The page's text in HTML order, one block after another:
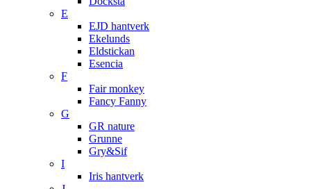
E
EJD hantverk
Ekelunds
Eldstickan
Esencia
F
Fair monkey
Fancy Fanny
G
GR nature
Grunne
Gry&Sif
I
Iris hantverk